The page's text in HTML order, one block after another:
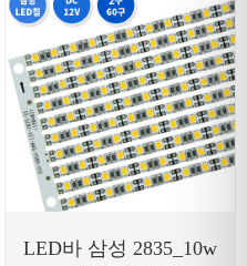
LED바 삼성 2835_10w